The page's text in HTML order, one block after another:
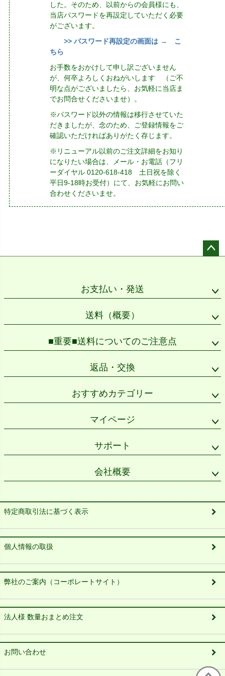
した。そのため、以前からの会員様にも、
当店パスワードを再設定していただく必要
がございます。
>> パスワード再設定の画面は → こ
ちら
お手数をおかけして申し訳ございません
が、何卒よろしくおねがいします （ご不
明な点がございましたら、お気軽に当店ま
でお問合せくださいませ）。
※パスワード以外の情報は移行させていた
だきましたが、念のため、ご登録情報をご
確認いただければありがたく存じます。
※リニューアル以前のご注文詳細をお知り
になりたい場合は、メール・お電話（フリ
ーダイヤル 0120-618-418 土日祝を除く
平日9-18時お受付）にて、お気軽にお問い
合わせくださいませ。
お支払い・発送
送料（概要）
■重要■送料についてのご注意点
返品・交換
おすすめカテゴリー
マイページ
サポート
会社概要
特定商取引法に基づく表示
個人情報の取扱
弊社のご案内（コーポレートサイト）
法人様 数量おまとめ注文
お問い合わせ